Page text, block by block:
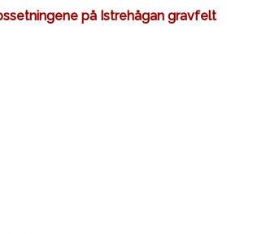
på Istrehågan gravfelt